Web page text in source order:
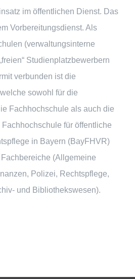
im öffentlichen Dienst. Das
Vorbereitungsdienst. Als
(verwaltungsinterne
Studienplatzbewerbern
verbunden ist die
sowohl für die
Fachhochschule als auch die
für öffentliche
in Bayern (BayFHVR)
(Allgemeine
Polizei, Rechtspflege,
und Bibliothekswesen).